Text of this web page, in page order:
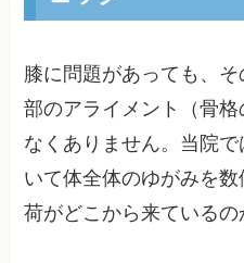
膝に問題があっても、
部のアライメント（骨
なくありません。当院
いて体全体のゆがみを
荷がどこから来ているの